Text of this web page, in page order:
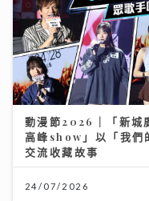
動漫節2026｜「新城
高峰show」以「我們
交流收藏故事
24/07/2026